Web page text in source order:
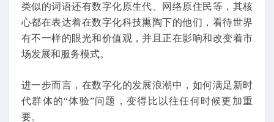
类似的词语还有数字化原生代、网络原住民等，其核
心都在表达着在数字化科技熏陶下的他们，看待世界
有不一样的眼光和价值观，并且正在影响和改变着市
场发展和服务模式。
进一步而言，在数字化的发展浪潮中，如何满足新时
代群体的“体验”问题，变得比以往任何时候更加重
要。